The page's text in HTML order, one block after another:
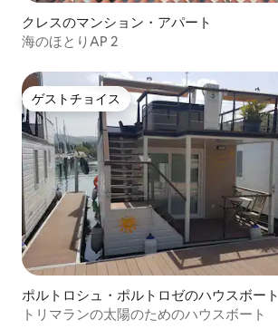
クレスのマンション・アパート
海のほとりAP 2
ゲストチョイス
ゲストチョイス
ポルトロシュ・ポルトロゼのハウスボート
トリマランの太陽のためのハウスボート